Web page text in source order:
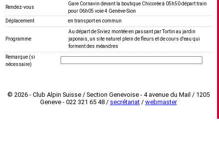
Rendez-vous
Gare Cornavin devant la boutique Chicorée à 05h50 départ train
pour 06h05 voie 4 Genève-Sion
Déplacement
en transport en commun
Programme
Au départ de Siviez montée en passant par Tortin au jardin
japonais, un site naturel plein de fleurs et de cours d'eau qui
forment des méandres
Remarque (si
nécessaire)
© 2026 - Club Alpin Suisse / Section Genevoise - 4 avenue du Mail / 1205
Geneve - 022 321 65 48 / secrétariat/ webmaster